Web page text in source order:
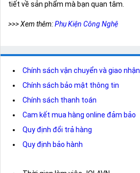
tiết về sản phẩm mà bạn quan tâm.
>>> Xem thêm:Phụ Kiện Công Nghệ
Chính sách vận chuyển và giao nhận
Chính sách bảo mật thông tin
Chính sách thanh toán
Cam kết mua hàng online đảm bảo
Quy định đổi trả hàng
Quy định bảo hành